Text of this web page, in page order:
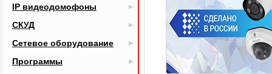
IP видеодомофоны
СКУД
Сетевое оборудование
Программы